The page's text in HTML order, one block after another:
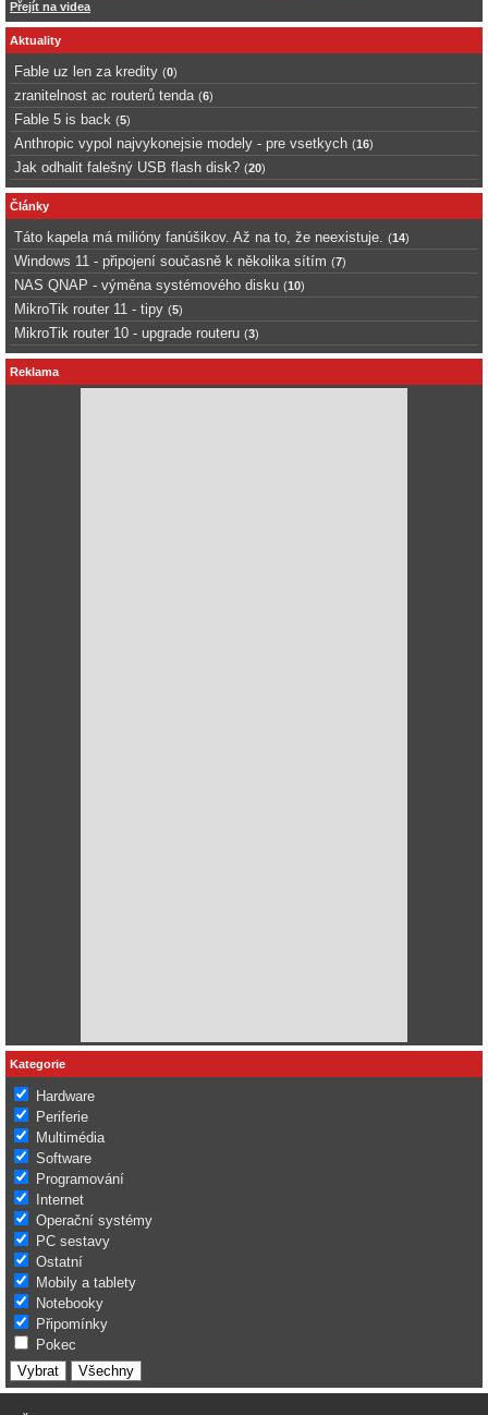
Přejít na videa
Aktuality
Fable uz len za kredity (0)
zranitelnost ac routerů tenda (6)
Fable 5 is back (5)
Anthropic vypol najvykonejsie modely - pre vsetkych (16)
Jak odhalit falešný USB flash disk? (20)
Články
Táto kapela má milióny fanúšikov. Až na to, že neexistuje. (14)
Windows 11 - připojení současně k několika sítím (7)
NAS QNAP - výměna systémového disku (10)
MikroTik router 11 - tipy (5)
MikroTik router 10 - upgrade routeru (3)
Reklama
Kategorie
Hardware
Periferie
Multimédia
Software
Programování
Internet
Operační systémy
PC sestavy
Ostatní
Mobily a tablety
Notebooky
Připomínky
Pokec